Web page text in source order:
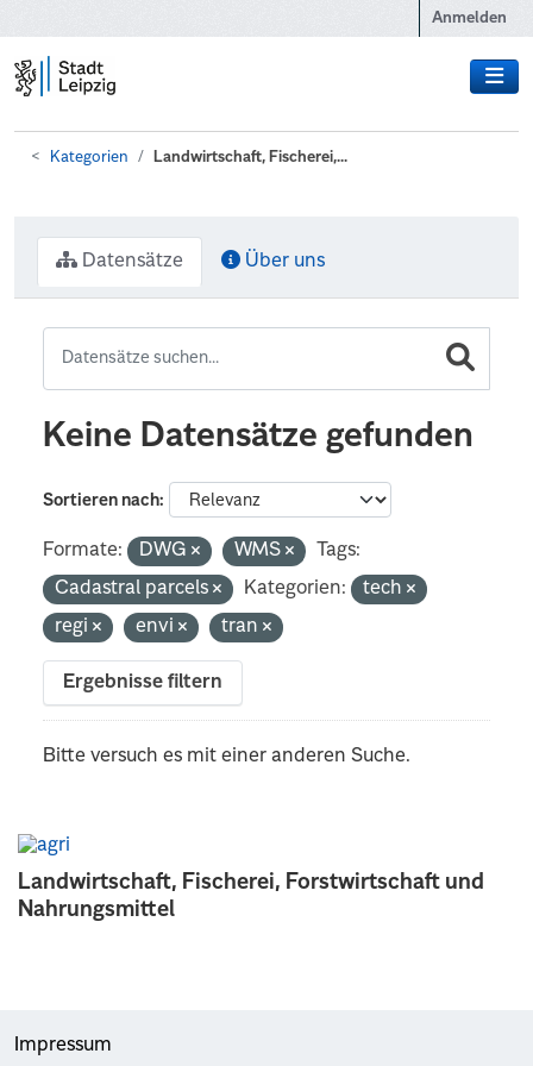
Anmelden
Kategorien Landwirtschaft, Fischerei,...
Landwirtschaft, Fischerei, Forstwirtschaft und
Nahrungsmittel
Datensätze Über uns
Keine Datensätze gefunden
Sortieren nach
Formate: DWG WMS
Tags:
Cadastral parcels
Kategorien:
tech
regi
envi tran
Ergebnisse filtern
Bitte versuch es mit einer anderen Suche.
Impressum